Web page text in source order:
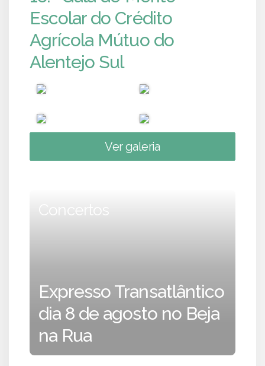
Escolar do Crédito
Agrícola Mútuo do
Alentejo Sul
Ver galeria
Concertos
Expresso Transatlântico
dia 8 de agosto no Beja
na Rua